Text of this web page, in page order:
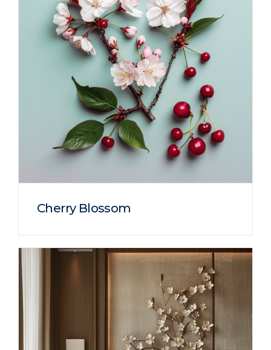
Cherry Blossom